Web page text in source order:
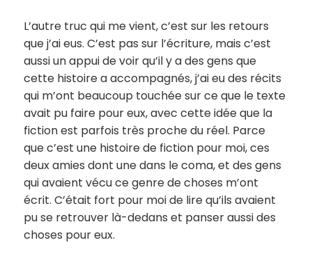
L’autre truc qui me vient, c’est sur les retours
que j’ai eus. C’est pas sur l’écriture, mais c’est
aussi un appui de voir qu’il y a des gens que
cette histoire a accompagnés, j’ai eu des récits
qui m’ont beaucoup touchée sur ce que le texte
avait pu faire pour eux, avec cette idée que la
fiction est parfois très proche du réel. Parce
que c’est une histoire de fiction pour moi, ces
deux amies dont une dans le coma, et des gens
qui avaient vécu ce genre de choses m’ont
écrit. C’était fort pour moi de lire qu’ils avaient
pu se retrouver là-dedans et panser aussi des
choses pour eux.